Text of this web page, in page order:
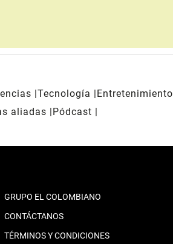
Tecnología Entretenimiento
aliadas
Pódcast
GRUPO EL COLOMBIANO
CONTÁCTANOS
TÉRMINOS Y CONDICIONES